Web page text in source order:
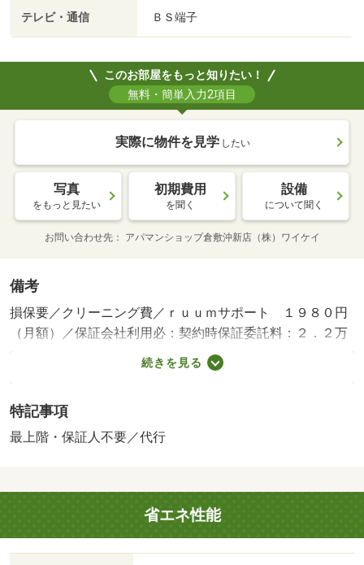
テレビ・通信 ＢＳ端子
このお部屋をもっと知りたい！
無料・簡単入力2項目
実際に物件を見学 したい
写真
をもっと見たい
初期費用
を聞く
設備
について聞く
お問い合わせ先 アパマンショップ倉敷沖新店（株）ワイケイ
備考
損保要／クリーニング費／ｒｕｕｍサポート １９８０円
（月額）／保証会社利用必：契約時保証委託料：２．２万
／月額保証委託料：賃料総額の２．２％又は５．５％ ※
ペット可は２．５万／２．５％／［退去時費用 退去費用
２，０００円がかかります。契約時にクリーニング費６
０，０００円、鍵セット費３，３００円（税込）が必要と
ロゼット／フローリング／ＴＶインターホン／浴室乾燥機
／室内洗濯置／シューズボックス／追焚機能浴室／温水洗
浄便座／洗面所独立／駐輪場／最上階／敷金不要／対面式
キッチン／保証人不要／全居室フローリング／２４時間換
続きを見る
特記事項
最上階・保証人不要／代行
省エネ性能